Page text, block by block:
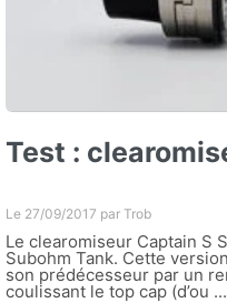
Test :
Le 27/09/2017 par Trob
Le clearomiseur Captain S
Subohm Tank. Cette
son prédécesseur par un
coulissant le top cap (d’ou ...